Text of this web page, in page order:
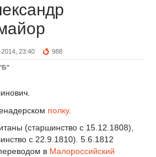
23:40 988
полку.
(старшинство с 15.12.1808),
с 22.9.1810). 5.6.1812
в Малороссийский